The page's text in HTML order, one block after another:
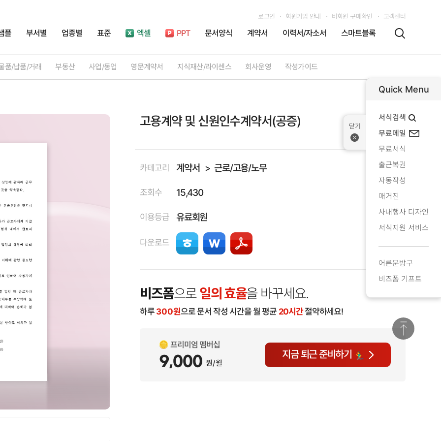
플 부서별 업종별 표준 엑셀 PPT 문서양식 계약서 이력서/자소서 스마트블록
로그인 회원가입 안내 비회원 구매확인 고객센터
품/납품/거래 부동산 사업/동업 영문계약서 지식재산/라이센스 회사운영 작성가이드
고용계약 및 신원인수계약서(공증)
카테고리 계약서 근로/고용/노무
조회수 15,430
이용등급 유료회원
다운로드
비즈폼으로일의 효율을 바꾸세요.
하루 300원으로 문서 작성 시간을 월 평균 20시간절약하세요!
프리미엄 멤버십
9,000 원/월
지금 퇴근 준비하기
Quick Menu
서식검색
무료메일
무료서식
출근복권
자동작성
매거진
사내행사 디자인
서식지원 서비스
어른문방구
비즈폼 기프트